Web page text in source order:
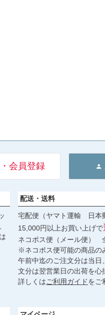
会員登録
配送・送料
宅配便（ヤマト運輸 日本
15,000円以上お買い上げで
ネコポス便（メール便）
※ネコポス便可能の商品の
午前中迄のご注文分は当日
文分は翌営業日の出荷を心
詳しくはご利用ガイドをご